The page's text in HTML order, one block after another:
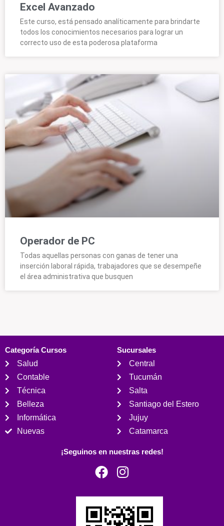
Excel Avanzado
Este curso, está pensado analíticamente para brindarte
todos los conocimientos necesarios para lograr un
correcto uso de esta poderosa plataforma
Operador de PC
Todas aquellas personas con ganas de tener una
inserción laboral rápida, trabajadores que se desempeñe
el área administrativa que busquen
Categoría Cursos
Salud
Contable
Técnica
Belleza
Informática
Nuevas
Sucursales
Central
Tucumán
Salta
Santiago del Estero
Jujuy
Catamarca
¡Seguinos en nuestras redes!